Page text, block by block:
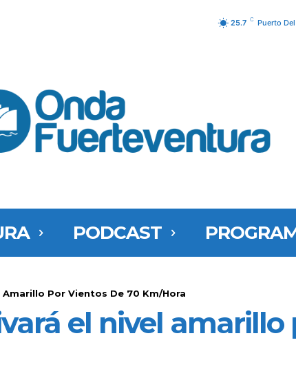
25.7 C Puerto
PODCAST
Amarillo Por Vientos De 70 Km/hora
el nivel